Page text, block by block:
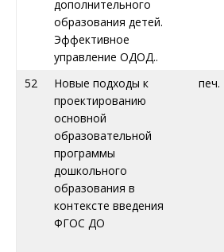
дополнительного
образования детей.
Эффективное
управление ОДОД..
52
Новые подходы к
проектированию
основной
образовательной
программы
дошкольного
образования в
контексте введения
ФГОС ДО
печ.